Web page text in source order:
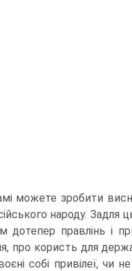
можете зробити
народу.
дотепер правлінь і
про користь для
собі привілеї, чи